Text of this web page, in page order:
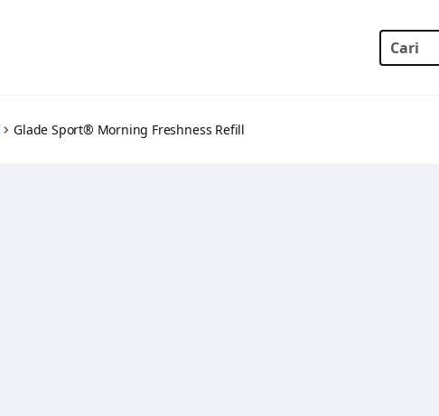
Glade Sport® Morning Freshness Refill